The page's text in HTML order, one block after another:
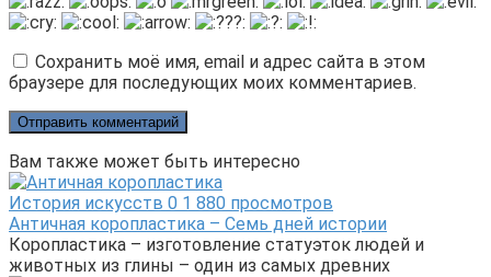
Сохранить моё имя, email и адрес сайта в этом
браузере для последующих моих комментариев.
Вам также может быть интересно
История искусств 0 1 880 просмотров
Античная коропластика – Семь дней истории
Коропластика – изготовление статуэток людей и
животных из глины – один из самых древних